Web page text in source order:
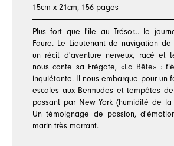
15cm x 21cm, 156 pages
Plus fort que l'île au Trésor... le
Faure. Le Lieutenant de navigation
un récit d'aventure nerveux, racé et
nous conte sa Frégate, «La Bête» :
inquiétante. Il nous embarque pour un
escales aux Bermudes et tempêtes
passant par New York (humidité de la
Un témoignage de passion,
marin très marrant.